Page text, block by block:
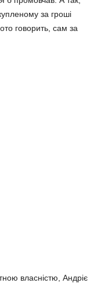
за гроші
говорить, сам за
власністю, Андріє